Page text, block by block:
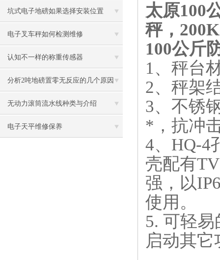
坑式电子地磅如果选择安装位置
电子叉车秤如何检测维修
认知不一样的称重传感器
分析2吨地磅置零无反应的几个原因
无动力滚筒流水线种类与介绍
电子天平维修保养
太原100
秤，
100公斤
1、秤台
2、秤架
3、不锈
*，抗冲
4、HQ-4
壳配有
强，以
使用。
5. 可轻
启动其它